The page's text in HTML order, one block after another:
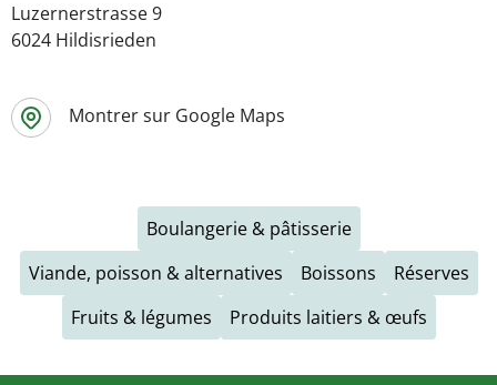
Luzernerstrasse 9
6024 Hildisrieden
Montrer sur Google Maps
Boulangerie & pâtisserie
Viande, poisson & alternatives
Boissons
Réserves
Fruits & légumes
Produits laitiers & œufs